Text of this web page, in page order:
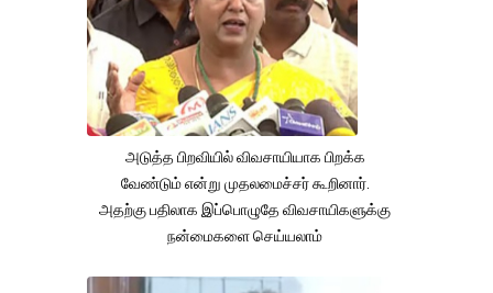
அடுத்த பிறவியில் விவசாயியாக பிறக்க
வேண்டும் என்று முதலமைச்சர் கூறினார்.
அதற்கு பதிலாக இப்பொழுதே விவசாயிகளுக்கு
நன்மைகளை செய்யலாம்